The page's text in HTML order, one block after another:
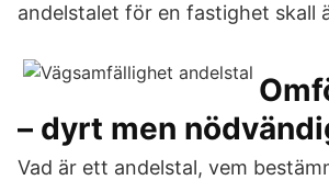
andelstalet för en fastighet skall
– dyrt men
Vad är ett andelstal, vem